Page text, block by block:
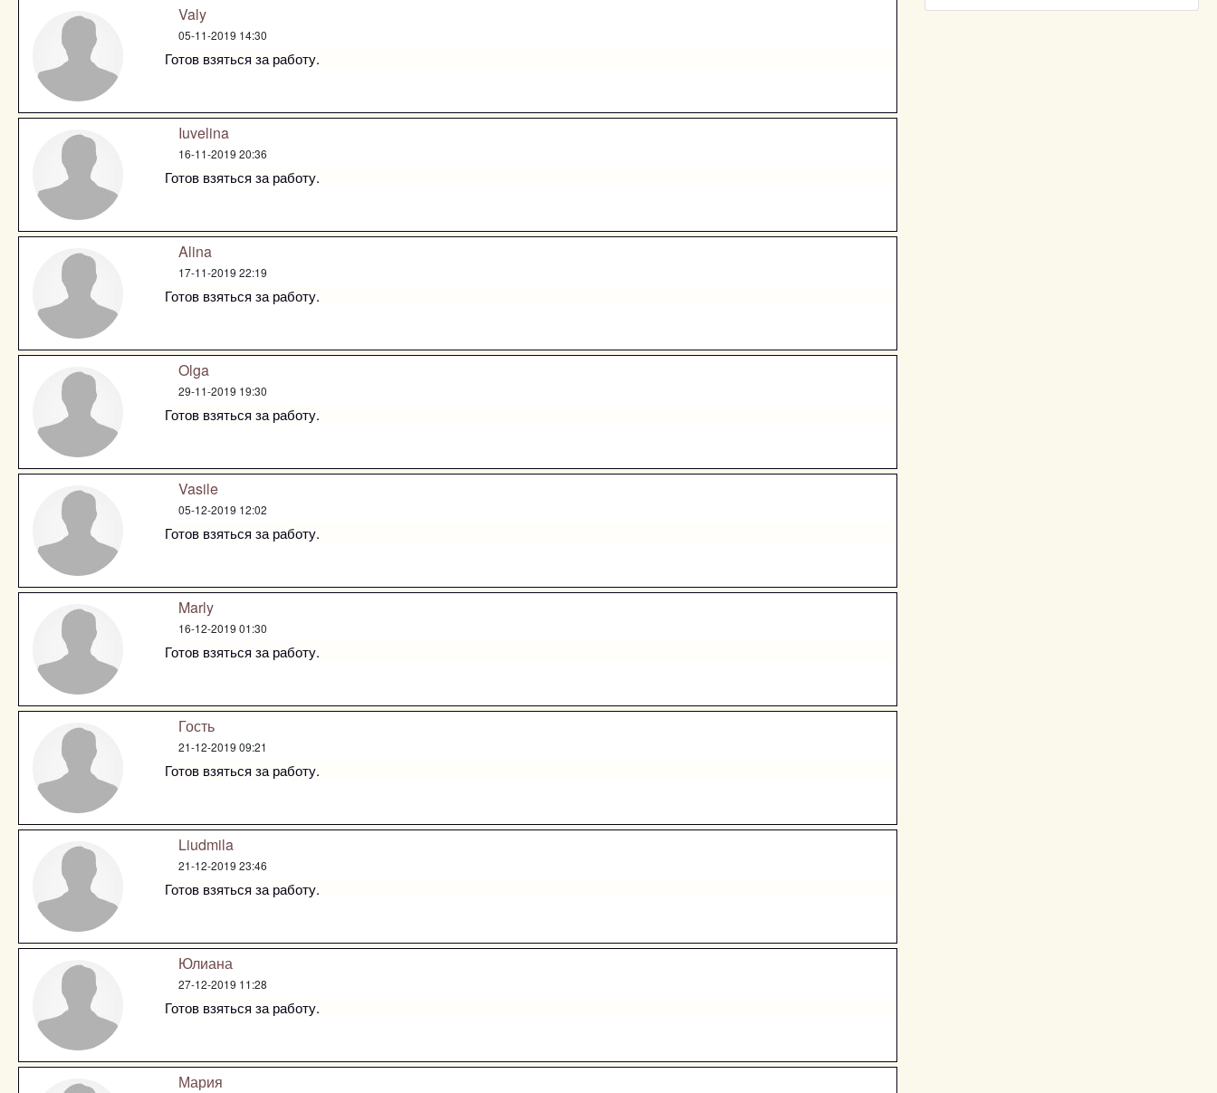
Valy
05-11-2019 14:30
Готов взяться за работу.
Iuvelina
16-11-2019 20:36
Готов взяться за работу.
Alina
17-11-2019 22:19
Готов взяться за работу.
Olga
29-11-2019 19:30
Готов взяться за работу.
Vasile
05-12-2019 12:02
Готов взяться за работу.
Marly
16-12-2019 01:30
Готов взяться за работу.
Гость
21-12-2019 09:21
Готов взяться за работу.
Liudmila
21-12-2019 23:46
Готов взяться за работу.
Юлиана
27-12-2019 11:28
Готов взяться за работу.
Мария